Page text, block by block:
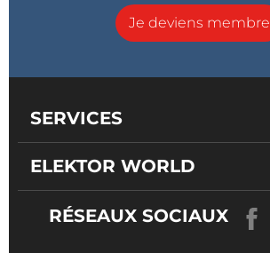
Je deviens membre
SERVICES
ELEKTOR WORLD
RÉSEAUX SOCIAUX